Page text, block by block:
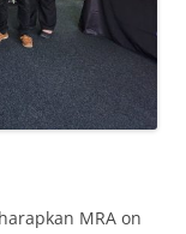
MRA on